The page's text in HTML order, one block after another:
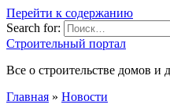
Перейти к содержанию
Search for:
Строительный портал
Все о строительстве домов и
Главная » Новости